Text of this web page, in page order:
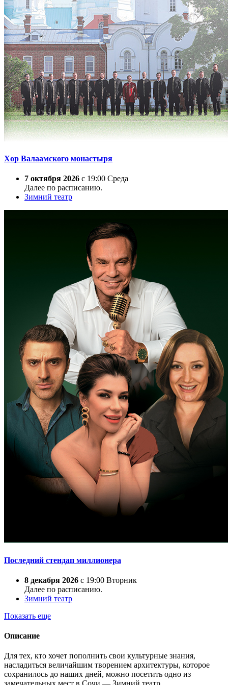
Хор Валаамского монастыря
7 октября 2026 с 19:00 Среда
Далее по расписанию.
Зимний театр
Последний стендап миллионера
8 декабря 2026 с 19:00 Вторник
Далее по расписанию.
Зимний театр
Показать еще
Описание
Для тех, кто хочет пополнить свои культурные знания,
насладиться величайшим творением архитектуры, которое
сохранилось до наших дней, можно посетить одно из